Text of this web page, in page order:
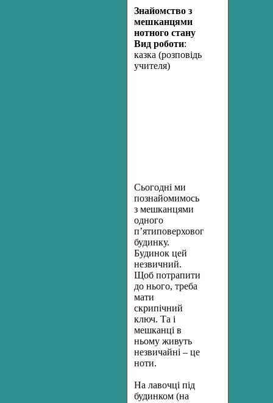
Знайомство з
мешканцями
нотного стану
Вид роботи:
казка (розповідь
учителя)
Сьогодні ми
познайомимось
з мешканцями
одного
п’ятиповерхового
будинку.
Будинок цей
незвичний.
Щоб потрапити
до нього, треба
мати
скрипічний
ключ. Та і
мешканці в
ньому живуть
незвичайні – це
ноти.
На лавочці під
будинком (на